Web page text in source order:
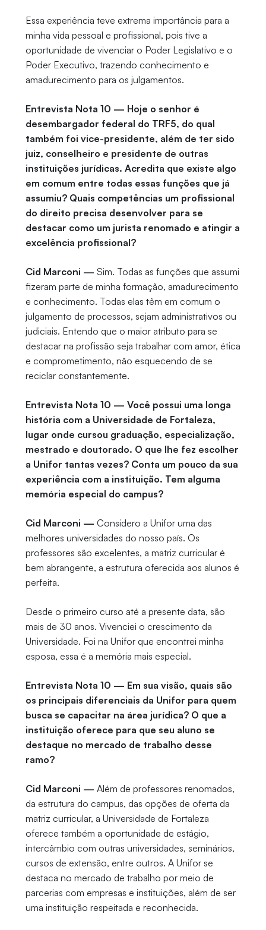
Essa experiência teve extrema importância para a
minha vida pessoal e profissional, pois tive a
oportunidade de vivenciar o Poder Legislativo e o
Poder Executivo, trazendo conhecimento e
amadurecimento para os julgamentos.
Entrevista Nota 10 — Hoje o senhor é
desembargador federal do TRF5, do qual
também foi vice-presidente, além de ter sido
juiz, conselheiro e presidente de outras
instituições jurídicas. Acredita que existe algo
em comum entre todas essas funções que já
assumiu? Quais competências um profissional
do direito precisa desenvolver para se
destacar como um jurista renomado e atingir a
excelência profissional?
Cid Marconi — Sim. Todas as funções que assumi
fizeram parte de minha formação, amadurecimento
e conhecimento. Todas elas têm em comum o
julgamento de processos, sejam administrativos ou
judiciais. Entendo que o maior atributo para se
destacar na profissão seja trabalhar com amor, ética
e comprometimento, não esquecendo de se
reciclar constantemente.
Entrevista Nota 10 — Você possui uma longa
história com a Universidade de Fortaleza,
lugar onde cursou graduação, especialização,
mestrado e doutorado. O que lhe fez escolher
a Unifor tantas vezes? Conta um pouco da sua
experiência com a instituição. Tem alguma
memória especial do campus?
Cid Marconi — Considero a Unifor uma das
melhores universidades do nosso país. Os
professores são excelentes, a matriz curricular é
bem abrangente, a estrutura oferecida aos alunos é
perfeita.
Desde o primeiro curso até a presente data, são
mais de 30 anos. Vivenciei o crescimento da
Universidade. Foi na Unifor que encontrei minha
esposa, essa é a memória mais especial.
Entrevista Nota 10 — Em sua visão, quais são
os principais diferenciais da Unifor para quem
busca se capacitar na área jurídica? O que a
instituição oferece para que seu aluno se
destaque no mercado de trabalho desse
ramo?
Cid Marconi — Além de professores renomados,
da estrutura do campus, das opções de oferta da
matriz curricular, a Universidade de Fortaleza
oferece também a oportunidade de estágio,
intercâmbio com outras universidades, seminários,
cursos de extensão, entre outros. A Unifor se
destaca no mercado de trabalho por meio de
parcerias com empresas e instituições, além de ser
uma instituição respeitada e reconhecida.